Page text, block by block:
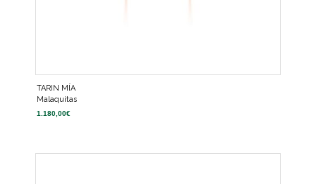
TARIN MÍA
Malaquitas
1.180,00€